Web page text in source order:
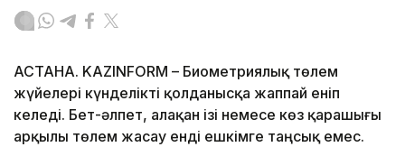
АСТАНА. KAZINFORM – Биометриялық төлем
жүйелері күнделікті қолданысқа жаппай еніп
келеді. Бет-әлпет, алақан ізі немесе көз қарашығы
арқылы төлем жасау енді ешкімге таңсық емес.